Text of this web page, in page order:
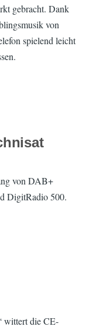
gebracht. Dank
von
spielend leicht
von DAB+
DigitRadio 500.
wittert die CE-